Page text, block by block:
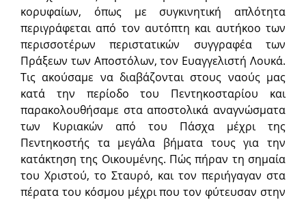
κορυφαίων, όπως με συγκινητική απλότητα
περιγράφεται από τον αυτόπτη και αυτήκοο των
περισσοτέρων περιστατικών συγγραφέα των
Πράξεων των Αποστόλων, τον Ευαγγελιστή Λουκά.
Τις ακούσαμε να διαβάζονται στους ναούς μας
κατά την περίοδο του Πεντηκοσταρίου και
παρακολουθήσαμε στα αποστολικά αναγνώσματα
των Κυριακών από του Πάσχα μέχρι της
Πεντηκοστής τα μεγάλα βήματα τους για την
κατάκτηση της Οικουμένης. Πώς πήραν τη σημαία
του Χριστού, το Σταυρό, και τον περιήγαγαν στα
πέρατα του κόσμου μέχρι που τον φύτευσαν στην